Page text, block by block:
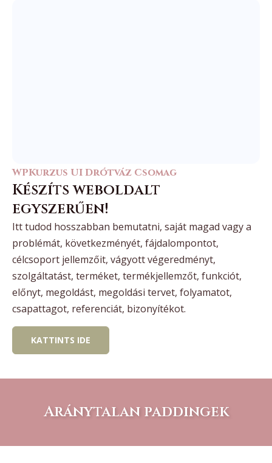
WPKurzus UI Drótváz Csomag
Készíts weboldalt
egyszerűen!
Itt tudod hosszabban bemutatni, saját magad vagy a
problémát, következményét, fájdalompontot,
célcsoport jellemzőit, vágyott végeredményt,
szolgáltatást, terméket, termékjellemzőt, funkciót,
előnyt, megoldást, megoldási tervet, folyamatot,
csapattagot, referenciát, bizonyítékot.
KATTINTS IDE
Aránytalan paddingek